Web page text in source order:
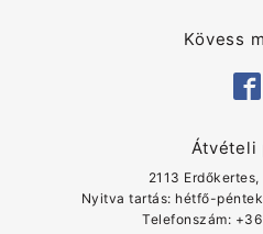
Kövess
Átvételi
2113
Nyitva tartás: hétfő-
Telefonszám: